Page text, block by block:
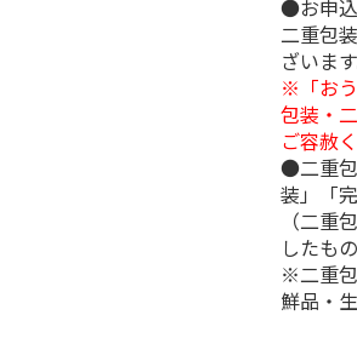
●お申込
二重包
ざいま
※「お
包装・
ご容赦
●二重包
装」「
（二重
したも
※二重
鮮品・